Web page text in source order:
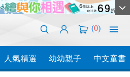
(0)
人氣精選 幼幼親子 中文童書